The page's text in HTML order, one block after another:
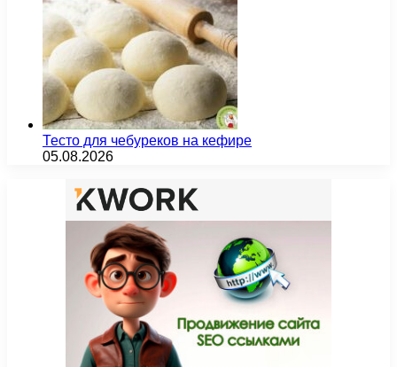
Тесто для чебуреков на кефире
05.08.2026